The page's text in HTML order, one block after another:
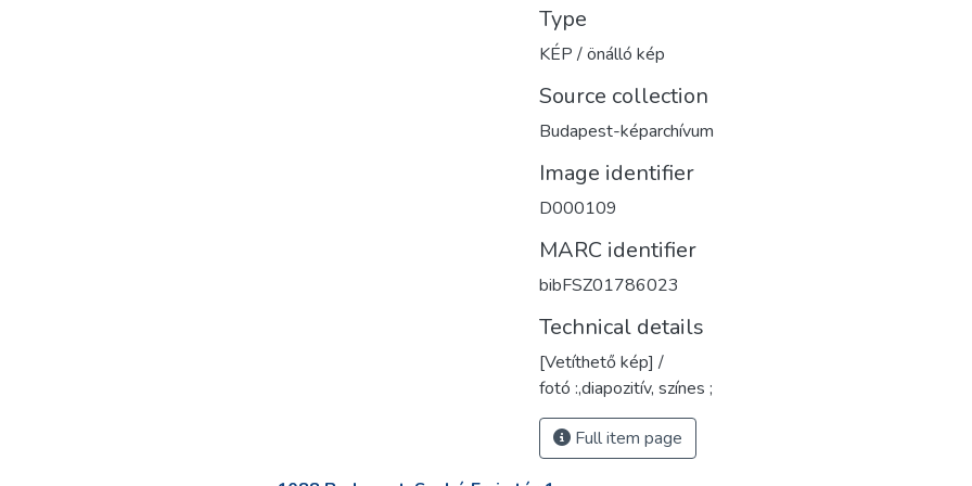
Type
KÉP / önálló kép
Source collection
Budapest-képarchívum
Image identifier
D000109
MARC identifier
bibFSZ01786023
Technical details
[Vetíthető kép] /
fotó :,diapozitív, színes ;
Full item page